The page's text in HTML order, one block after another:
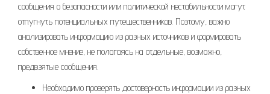
сообщения о безопасности или политической нестабильности могут
отпугнуть потенциальных путешественников. Поэтому, важно
анализировать информацию из разных источников и формировать
собственное мнение, не полагаясь на отдельные, возможно,
предвзятые сообщения.
Необходимо проверять достоверность информации из разных